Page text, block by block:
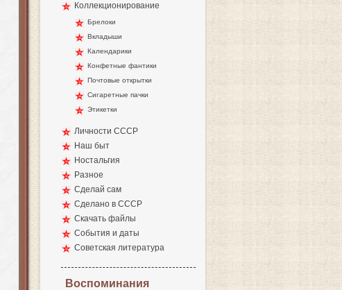
Коллекционирование
Брелоки
Вкладыши
Календарики
Конфетные фантики
Почтовые открытки
Сигаретные пачки
Этикетки
Личности СССР
Наш быт
Ностальгия
Разное
Сделай сам
Сделано в СССР
Скачать файлы
События и даты
Советская литература
Воспоминания